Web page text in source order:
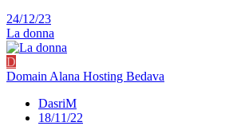
24/12/23
La donna
D
Domain Alana Hosting Bedava
DasriM
18/11/22